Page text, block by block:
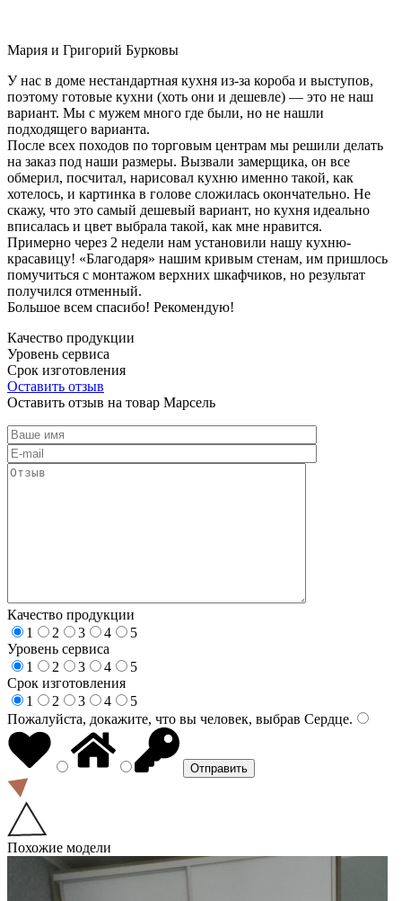
Мария и Григорий Бурковы
У нас в доме нестандартная кухня из-за короба и выступов,
поэтому готовые кухни (хоть они и дешевле) — это не наш
вариант. Мы с мужем много где были, но не нашли
подходящего варианта.
После всех походов по торговым центрам мы решили делать
на заказ под наши размеры. Вызвали замерщика, он все
обмерил, посчитал, нарисовал кухню именно такой, как
хотелось, и картинка в голове сложилась окончательно. Не
скажу, что это самый дешевый вариант, но кухня идеально
вписалась и цвет выбрала такой, как мне нравится.
Примерно через 2 недели нам установили нашу кухню-
красавицу! «Благодаря» нашим кривым стенам, им пришлось
помучиться с монтажом верхних шкафчиков, но результат
получился отменный.
Большое всем спасибо! Рекомендую!
Качество продукции
Уровень сервиса
Срок изготовления
Оставить отзыв
Оставить отзыв на товар Марсель
Качество продукции
1
2 3 4
5
Уровень сервиса
1
2 3 4
5
Срок изготовления
1
2 3 4
5
Пожалуйста, докажите, что вы человек, выбрав Сердце.
Похожие модели